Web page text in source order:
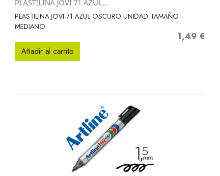
PLASTILINA JOVI 71 AZUL...
PLASTILINA JOVI 71 AZUL OSCURO UNIDAD TAMAÑO
MEDIANO
Precio
1,49 €
Añadir al carrito